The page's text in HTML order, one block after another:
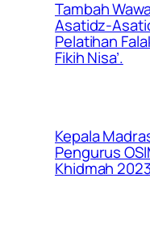
Tambah
Asatidz-
Pelatihan
Fikih Nisa’.
Kepala
Pengurus
Khidmah